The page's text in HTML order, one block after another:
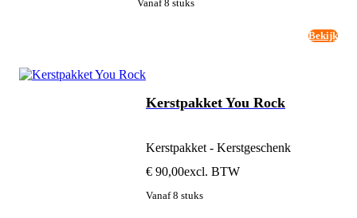
Vanaf 8 stuks
Bekijk
Kerstpakket You Rock
Kerstpakket - Kerstgeschenk
€ 90,00excl. BTW
Vanaf 8 stuks